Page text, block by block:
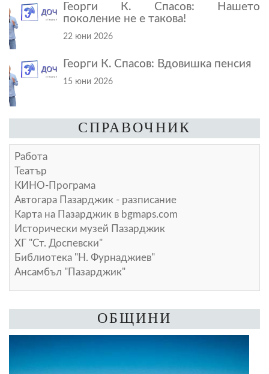
Георги К. Спасов: Нашето
поколение не е такова!
22 юни 2026
Георги К. Спасов: Вдовишка пенсия
15 юни 2026
СПРАВОЧНИК
Работа
Театър
КИНО-Програма
Автогара Пазарджик - разписание
Карта на Пазарджик в bgmaps.com
Исторически музей Пазарджик
ХГ "Ст. Доспевски"
Библиотека "Н. Фурнаджиев"
Ансамбъл "Пазарджик"
ОБЩИНИ